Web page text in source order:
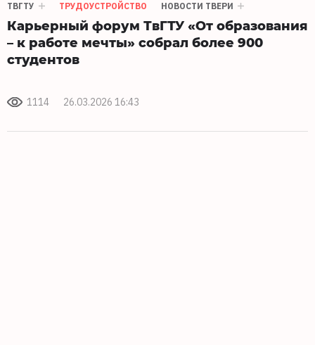
ТВГТУ ТРУДОУСТРОЙСТВО НОВОСТИ ТВЕРИ
Карьерный форум ТвГТУ «От образования
– к работе мечты» собрал более 900
студентов
1114 26.03.2026 16:43